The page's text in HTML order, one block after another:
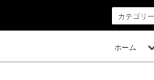
ホーム